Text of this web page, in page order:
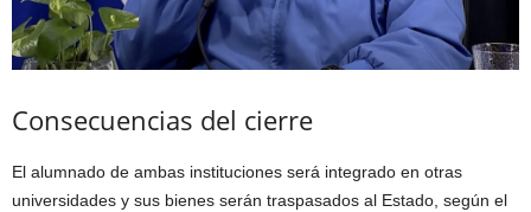
Consecuencias del cierre
El alumnado de ambas instituciones será integrado en otras
universidades y sus bienes serán traspasados al Estado, según el